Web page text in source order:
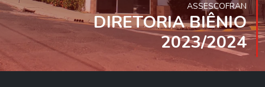
ASSESCOFRAN
DIRETORIA BIÊNIO
2023/2024